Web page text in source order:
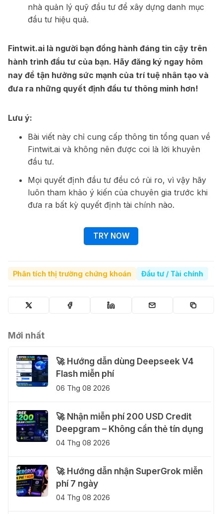
nhà quản lý quỹ đầu tư để xây dựng danh mục
đầu tư hiệu quả.
Fintwit.ai là người bạn đồng hành đáng tin cậy trên
hành trình đầu tư của bạn. Hãy đăng ký ngay hôm
nay để tận hưởng sức mạnh của trí tuệ nhân tạo và
đưa ra những quyết định đầu tư thông minh hơn!
Lưu ý:
Bài viết này chỉ cung cấp thông tin tổng quan về
Fintwit.ai và không nên được coi là lời khuyên
đầu tư.
Mọi quyết định đầu tư đều có rủi ro, vì vậy hãy
luôn tham khảo ý kiến của chuyên gia trước khi
đưa ra bất kỳ quyết định tài chính nào.
TRY NOW
Phân tích thị trường chứng khoán Đầu tư / Tài chính
Mới nhất
🚀 Hướng dẫn dùng Deepseek V4
Flash miễn phí
06 Thg 08 2026
🚀 Nhận miễn phí 200 USD Credit
Deepgram – Không cần thẻ tín dụng
04 Thg 08 2026
🚀 Hướng dẫn nhận SuperGrok miễn
phí 7 ngày
04 Thg 08 2026